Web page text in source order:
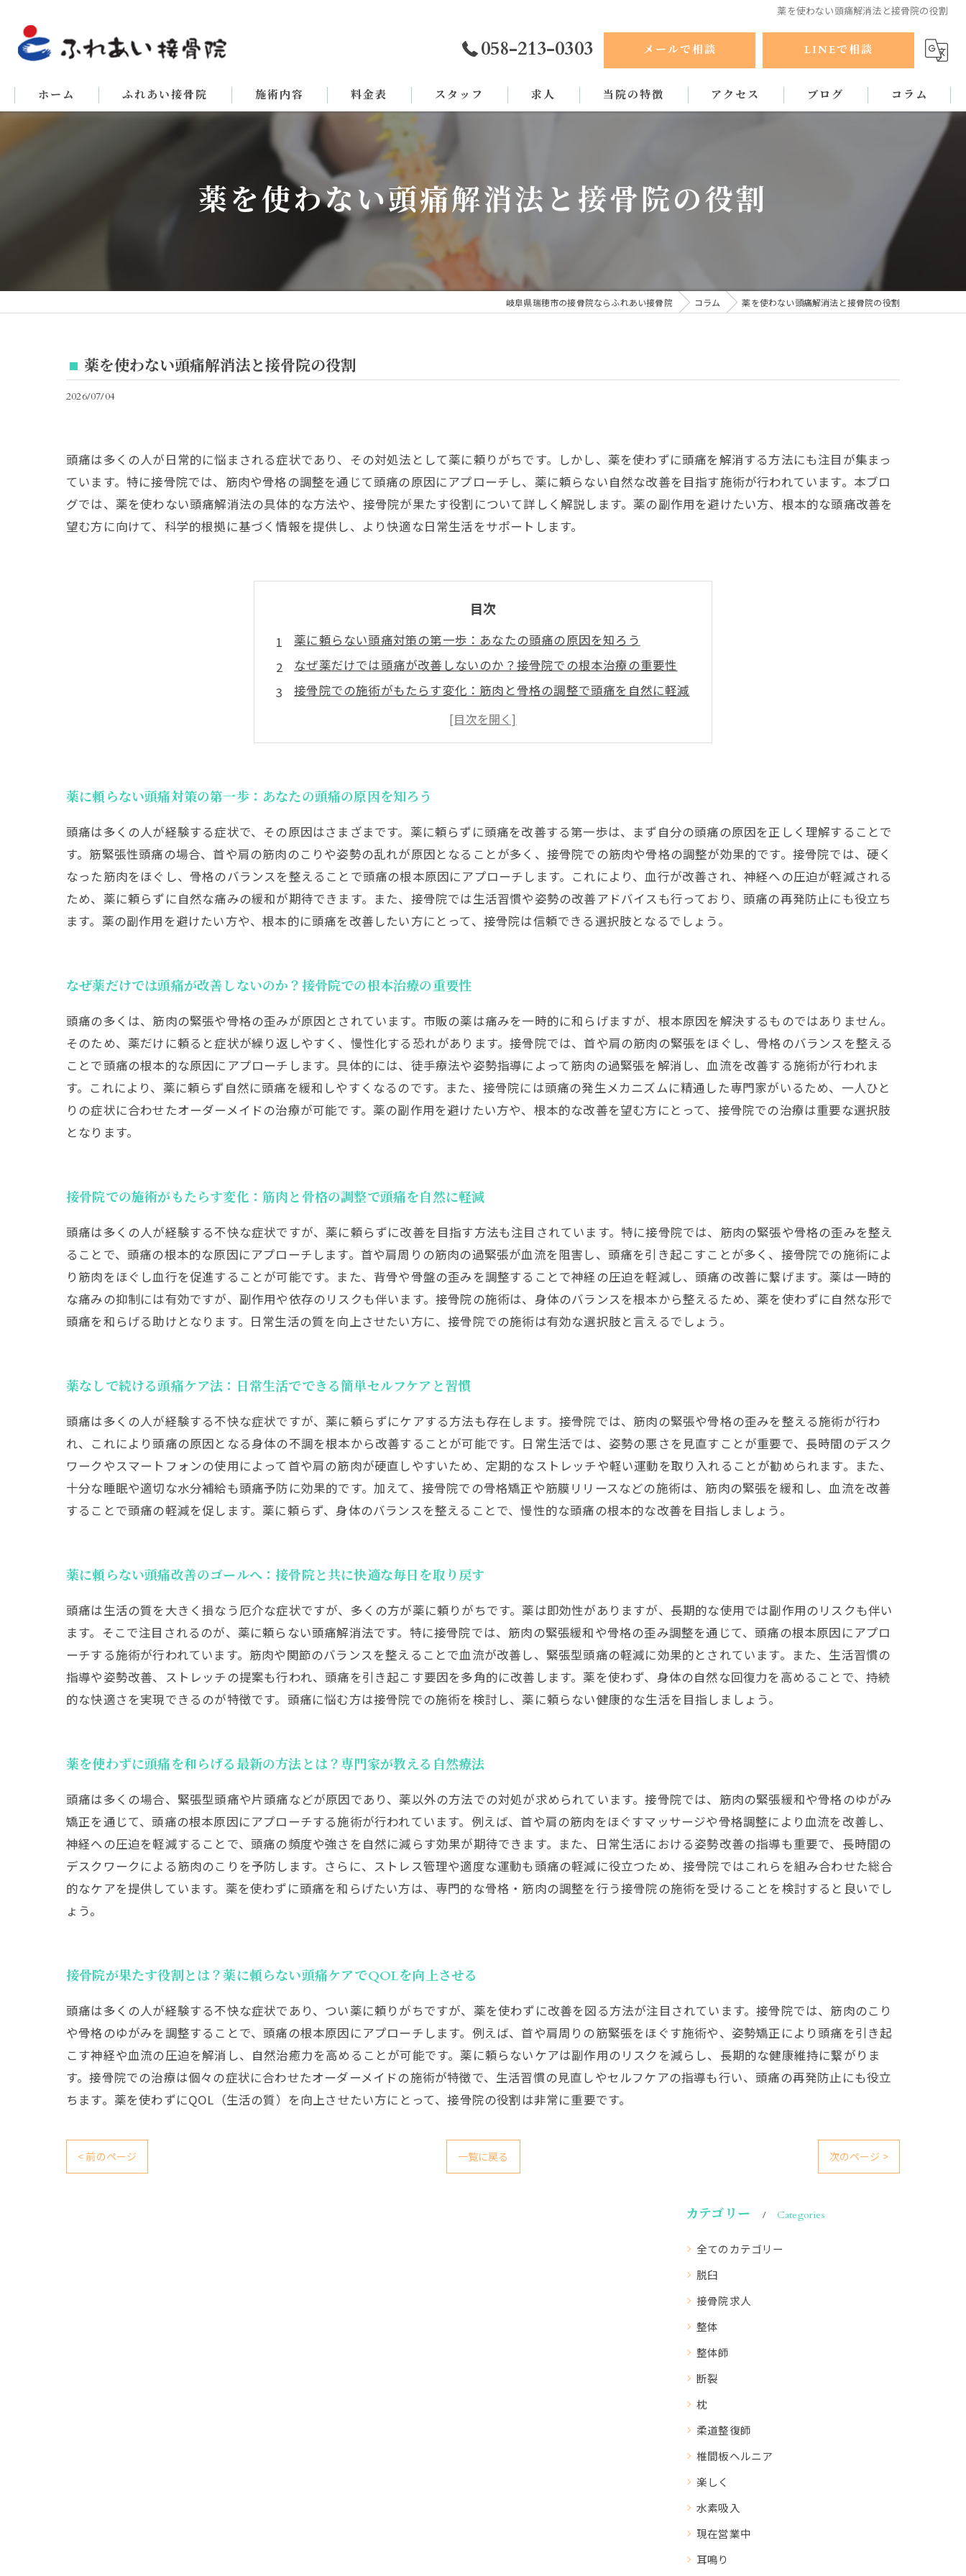
薬を使わない頭痛解消法と接骨院の役割
058-213-0303 メールで相談 LINEで相談
ホーム ふれあい接骨院 施術内容 料金表 スタッフ 求人 当院の特徴
姿勢矯正
アクセス ブログ コラム
薬を使わない頭痛解消法と接骨院の役割
岐阜県瑞穂市の接骨院ならふれあい接骨院 コラム 薬を使わない頭痛解消法と接骨院の役割
薬を使わない頭痛解消法と接骨院の役割
2026/07/04
頭痛は多くの人が日常的に悩まされる症状であり、その対処法として薬に頼りがちです。しかし、薬を使わずに頭痛を解消する方法にも注目が集まっ
ています。特に接骨院では、筋肉や骨格の調整を通じて頭痛の原因にアプローチし、薬に頼らない自然な改善を目指す施術が行われています。本ブロ
グでは、薬を使わない頭痛解消法の具体的な方法や、接骨院が果たす役割について詳しく解説します。薬の副作用を避けたい方、根本的な頭痛改善を
望む方に向けて、科学的根拠に基づく情報を提供し、より快適な日常生活をサポートします。
目次
薬に頼らない頭痛対策の第一歩：あなたの頭痛の原因を知ろう
なぜ薬だけでは頭痛が改善しないのか？接骨院での根本治療の重要性
接骨院での施術がもたらす変化：筋肉と骨格の調整で頭痛を自然に軽減
薬なしで続ける頭痛ケア法：日常生活でできる簡単セルフケアと習慣
薬に頼らない頭痛改善のゴールへ：接骨院と共に快適な毎日を取り戻す
接骨院が果たす役割とは？薬に頼らない頭痛ケアでQOLを向上させる
薬に頼らない頭痛対策の第一歩：あなたの頭痛の原因を知ろう
頭痛は多くの人が経験する症状で、その原因はさまざまです。薬に頼らずに頭痛を改善する第一歩は、まず自分の頭痛の原因を正しく理解することで
す。筋緊張性頭痛の場合、首や肩の筋肉のこりや姿勢の乱れが原因となることが多く、接骨院での筋肉や骨格の調整が効果的です。接骨院では、硬く
なった筋肉をほぐし、骨格のバランスを整えることで頭痛の根本原因にアプローチします。これにより、血行が改善され、神経への圧迫が軽減される
ため、薬に頼らずに自然な痛みの緩和が期待できます。また、接骨院では生活習慣や姿勢の改善アドバイスも行っており、頭痛の再発防止にも役立ち
ます。薬の副作用を避けたい方や、根本的に頭痛を改善したい方にとって、接骨院は信頼できる選択肢となるでしょう。
なぜ薬だけでは頭痛が改善しないのか？接骨院での根本治療の重要性
頭痛の多くは、筋肉の緊張や骨格の歪みが原因とされています。市販の薬は痛みを一時的に和らげますが、根本原因を解決するものではありません。
そのため、薬だけに頼ると症状が繰り返しやすく、慢性化する恐れがあります。接骨院では、首や肩の筋肉の緊張をほぐし、骨格のバランスを整える
ことで頭痛の根本的な原因にアプローチします。具体的には、徒手療法や姿勢指導によって筋肉の過緊張を解消し、血流を改善する施術が行われま
す。これにより、薬に頼らず自然に頭痛を緩和しやすくなるのです。また、接骨院には頭痛の発生メカニズムに精通した専門家がいるため、一人ひと
りの症状に合わせたオーダーメイドの治療が可能です。薬の副作用を避けたい方や、根本的な改善を望む方にとって、接骨院での治療は重要な選択肢
となります。
接骨院での施術がもたらす変化：筋肉と骨格の調整で頭痛を自然に軽減
頭痛は多くの人が経験する不快な症状ですが、薬に頼らずに改善を目指す方法も注目されています。特に接骨院では、筋肉の緊張や骨格の歪みを整え
ることで、頭痛の根本的な原因にアプローチします。首や肩周りの筋肉の過緊張が血流を阻害し、頭痛を引き起こすことが多く、接骨院での施術によ
り筋肉をほぐし血行を促進することが可能です。また、背骨や骨盤の歪みを調整することで神経の圧迫を軽減し、頭痛の改善に繋げます。薬は一時的
な痛みの抑制には有効ですが、副作用や依存のリスクも伴います。接骨院の施術は、身体のバランスを根本から整えるため、薬を使わずに自然な形で
頭痛を和らげる助けとなります。日常生活の質を向上させたい方に、接骨院での施術は有効な選択肢と言えるでしょう。
薬なしで続ける頭痛ケア法：日常生活でできる簡単セルフケアと習慣
頭痛は多くの人が経験する不快な症状ですが、薬に頼らずにケアする方法も存在します。接骨院では、筋肉の緊張や骨格の歪みを整える施術が行わ
れ、これにより頭痛の原因となる身体の不調を根本から改善することが可能です。日常生活では、姿勢の悪さを見直すことが重要で、長時間のデスク
ワークやスマートフォンの使用によって首や肩の筋肉が硬直しやすいため、定期的なストレッチや軽い運動を取り入れることが勧められます。また、
十分な睡眠や適切な水分補給も頭痛予防に効果的です。加えて、接骨院での骨格矯正や筋膜リリースなどの施術は、筋肉の緊張を緩和し、血流を改善
することで頭痛の軽減を促します。薬に頼らず、身体のバランスを整えることで、慢性的な頭痛の根本的な改善を目指しましょう。
薬に頼らない頭痛改善のゴールへ：接骨院と共に快適な毎日を取り戻す
頭痛は生活の質を大きく損なう厄介な症状ですが、多くの方が薬に頼りがちです。薬は即効性がありますが、長期的な使用では副作用のリスクも伴い
ます。そこで注目されるのが、薬に頼らない頭痛解消法です。特に接骨院では、筋肉の緊張緩和や骨格の歪み調整を通じて、頭痛の根本原因にアプロ
ーチする施術が行われています。筋肉や関節のバランスを整えることで血流が改善し、緊張型頭痛の軽減に効果的とされています。また、生活習慣の
指導や姿勢改善、ストレッチの提案も行われ、頭痛を引き起こす要因を多角的に改善します。薬を使わず、身体の自然な回復力を高めることで、持続
的な快適さを実現できるのが特徴です。頭痛に悩む方は接骨院での施術を検討し、薬に頼らない健康的な生活を目指しましょう。
薬を使わずに頭痛を和らげる最新の方法とは？専門家が教える自然療法
頭痛は多くの場合、緊張型頭痛や片頭痛などが原因であり、薬以外の方法での対処が求められています。接骨院では、筋肉の緊張緩和や骨格のゆがみ
矯正を通じて、頭痛の根本原因にアプローチする施術が行われています。例えば、首や肩の筋肉をほぐすマッサージや骨格調整により血流を改善し、
神経への圧迫を軽減することで、頭痛の頻度や強さを自然に減らす効果が期待できます。また、日常生活における姿勢改善の指導も重要で、長時間の
デスクワークによる筋肉のこりを予防します。さらに、ストレス管理や適度な運動も頭痛の軽減に役立つため、接骨院ではこれらを組み合わせた総合
的なケアを提供しています。薬を使わずに頭痛を和らげたい方は、専門的な骨格・筋肉の調整を行う接骨院の施術を受けることを検討すると良いでし
ょう。
接骨院が果たす役割とは？薬に頼らない頭痛ケアでQOLを向上させる
頭痛は多くの人が経験する不快な症状であり、つい薬に頼りがちですが、薬を使わずに改善を図る方法が注目されています。接骨院では、筋肉のこり
や骨格のゆがみを調整することで、頭痛の根本原因にアプローチします。例えば、首や肩周りの筋緊張をほぐす施術や、姿勢矯正により頭痛を引き起
こす神経や血流の圧迫を解消し、自然治癒力を高めることが可能です。薬に頼らないケアは副作用のリスクを減らし、長期的な健康維持に繋がりま
す。接骨院での治療は個々の症状に合わせたオーダーメイドの施術が特徴で、生活習慣の見直しやセルフケアの指導も行い、頭痛の再発防止にも役立
ちます。薬を使わずにQOL（生活の質）を向上させたい方にとって、接骨院の役割は非常に重要です。
< 前のページ 一覧に戻る 次のページ >
カテゴリー Categories
全てのカテゴリー
脱臼
接骨院求人
整体
整体師
断裂
枕
柔道整復師
椎間板ヘルニア
楽しく
水素吸入
現在営業中
耳鳴り